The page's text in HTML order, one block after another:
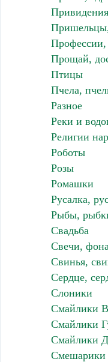
Профессии,
Прощай,
Птицы
Пчела,
Разное
Реки и
Религии
Роботы
Розы
Ромашки
Русалка,
Рыбы,
Свадьба
Свечи,
Свинья,
Сердце,
Слоники
Смайлики
Смайлики
Смайлики
Смешарики